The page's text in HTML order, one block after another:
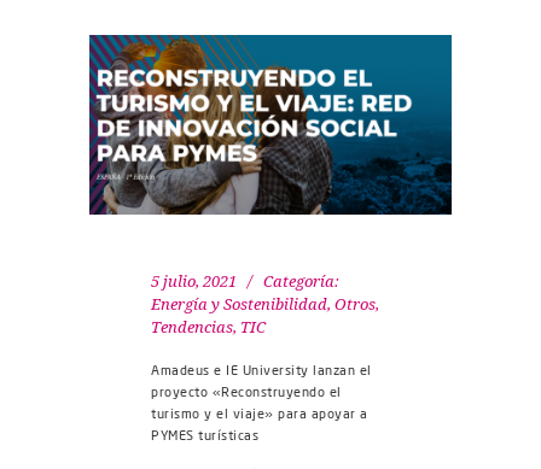
5 julio, 2021
Categoría:
Energía y Sostenibilidad, Otros,
Tendencias, TIC
Amadeus e IE University lanzan el
proyecto «Reconstruyendo el
turismo y el viaje» para apoyar a
PYMES turísticas